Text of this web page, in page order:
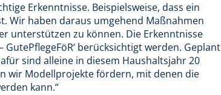
Erkenntnisse. Beispielsweise, dass ein
Wir haben daraus umgehend Maßnahmen
unterstützen zu können. Die Erkenntnisse
berücksichtigt werden. Geplant
sind alleine in diesem Haushaltsjahr 20
wir Modellprojekte fördern, mit denen die
kann.“